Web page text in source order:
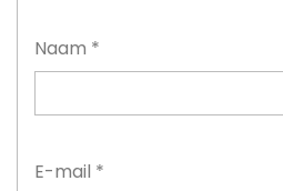
Naam *
E-mail *